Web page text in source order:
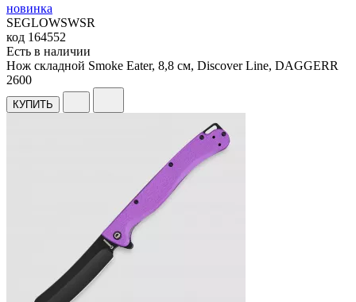
новинка
SEGLOWSWSR
код 164552
Есть в наличии
Нож складной Smoke Eater, 8,8 см, Discover Line, DAGGERR
2600
КУПИТЬ